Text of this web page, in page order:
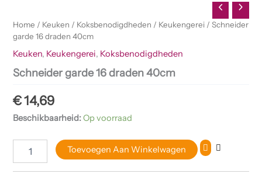
Home / Keuken / Koksbenodigdheden / Keukengerei / Schneider
garde 16 draden 40cm
Keuken, Keukengerei, Koksbenodigdheden
Schneider garde 16 draden 40cm
€14,69
Beschikbaarheid:Op voorraad
40cm
aantal
Toevoegen Aan Winkelwagen